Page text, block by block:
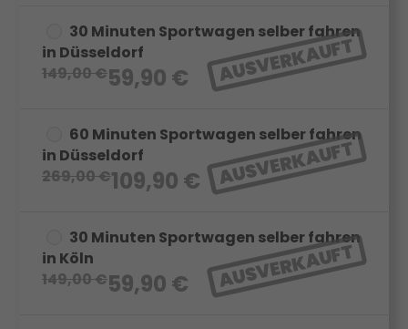
30 Minuten Sportwagen selber fahren
in Düsseldorf
149,00€59,90 € AUSVERKAUFT
60 Minuten Sportwagen selber fahren
in Düsseldorf
269,00€109,90 € AUSVERKAUFT
30 Minuten Sportwagen selber fahren
in Köln
149,00€59,90 € AUSVERKAUFT